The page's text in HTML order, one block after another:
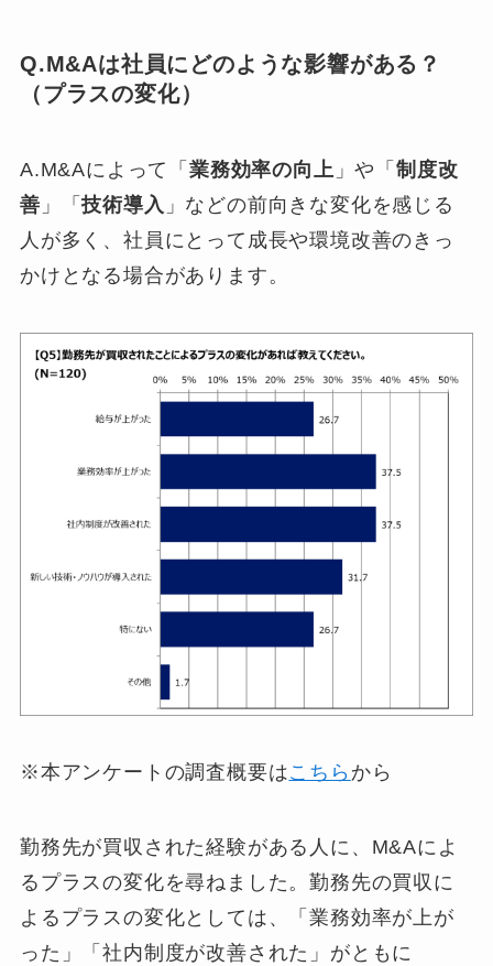
Q.M&Aは社員にどのような影響がある？
（プラスの変化）
A.M&Aによって「 業務効率の向上 」や「制度改
善 」「技術導入 」などの前向きな変化を感じる
人が多く、社員にとって成長や環境改善のきっ
かけとなる場合があります。
※本アンケートの調査概要はこちら から
勤務先が買収された経験がある人に、M&Aによ
るプラスの変化を尋ねました。勤務先の買収に
よるプラスの変化としては、「業務効率が上が
った」「社内制度が改善された」がともに